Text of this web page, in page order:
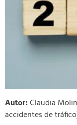
Autor:Claudia
accidentes de